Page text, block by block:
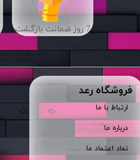
​فروشگاه رعد
ارتباط با ما
درباره ما
نماد اعتماد ما
7 روز ضمانت بازگشت